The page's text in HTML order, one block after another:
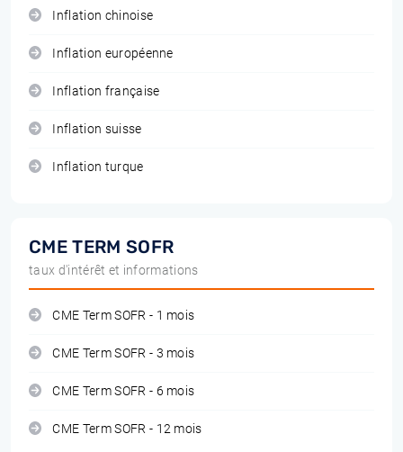
Inflation chinoise
Inflation européenne
Inflation française
Inflation suisse
Inflation turque
CME TERM SOFR
taux d'intérêt et informations
CME Term SOFR - 1 mois
CME Term SOFR - 3 mois
CME Term SOFR - 6 mois
CME Term SOFR - 12 mois